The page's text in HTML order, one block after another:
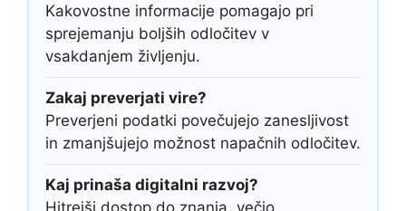
Kakovostne informacije pomagajo pri
sprejemanju boljših odločitev v
vsakdanjem življenju.
Zakaj preverjati vire?
Preverjeni podatki povečujejo zanesljivost
in zmanjšujejo možnost napačnih odločitev.
Kaj prinaša digitalni razvoj?
Hitrejši dostop do znanja, večjo